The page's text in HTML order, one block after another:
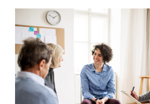
Engagement
Aktuelles
Jobs